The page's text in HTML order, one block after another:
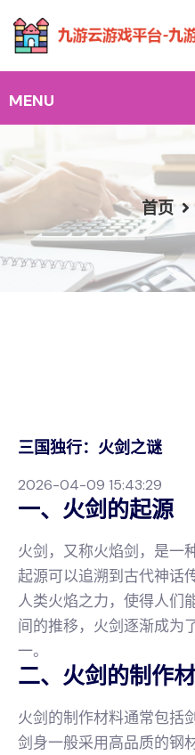
首页
三国独行：火剑之谜
2026-04-09 15:43:29
一、火剑的起源
火剑，又称火焰剑，是一
起源可以追溯到古代神话
人类火焰之力，使得人们
间的推移，火剑逐渐成为
一。
二、火剑的制作
火剑的制作材料通常包括
剑身一般采用高品质的钢